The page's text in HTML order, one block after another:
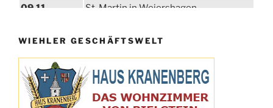
09.11.
St. Martin in Weiershagen
11.11.
„DÜX“ im Burghaus
15.11.
Konzert Bielsteiner Männerchor
15.11.
Volkstrauertag am Ehrenmal
WIEHLER GESCHÄFTSWELT